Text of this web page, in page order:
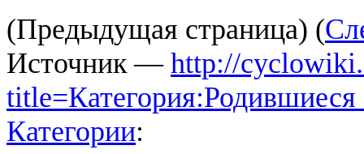
(Предыдущая страница) (
Источник — http://
Категории: